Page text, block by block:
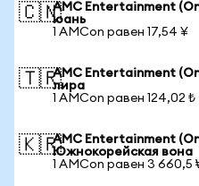
🇨🇳AMC Entertainment
юань
1 AMCon равен 17,54 ¥
🇹🇷AMC Entertainment
лира
1 AMCon равен 124,02 ₺
🇰🇷AMC Entertainment
Южнокорейская вона
1 AMCon равен 3 660,5